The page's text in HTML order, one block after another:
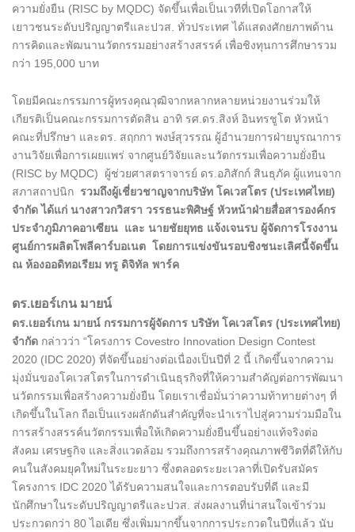
ความยั่งยืน (RISC by MQDC) จัดขึ้นเพื่อเป็นเวทีที่เปิดโอกาสให้
เยาวชนระดับปริญญาตรีและปวส. ทั่วประเทศ ได้แสดงศักยภาพด้าน
การคิดและพัฒนานวัตกรรมอย่างสร้างสรรค์ เพื่อชิงทุนการศึกษารวม
กว่า 195,000 บาท
โดยมีคณะกรรมการผู้ทรงคุณวุฒิจากหลากหลายหน่วยงานร่วมให้
เกียรติเป็นคณะกรรมการตัดสิน อาทิ รศ.ดร.สิงห์ อินทรชูโต หัวหน้า
คณะที่ปรึกษา และดร. สฤกกา พงษ์สุวรรณ ผู้อำนวยการฝ่ายบูรณาการ
งานวิจัยเพื่อการเผยแพร่ จากศูนย์วิจัยและนวัตกรรมเพื่อความยั่งยืน
(RISC by MQDC) ผู้ช่วยศาสตราจารย์ ดร.อภิสักก์ สินธุภัค ผู้แทนจาก
สภาสถาปนิก รวมถึงผู้เชี่ยวชาญจากบริษัท โคเวสโตร (ประเทศไทย)
จำกัด ได้แก่ นางสาวกวิสรา วรรธนะพิศิษฐ์ หัวหน้าฝ่ายสื่อสารองค์กร
ประจำภูมิภาคอาเซียน และ นายชัยยุทธ แจ้งเจนรบ ผู้จัดการโรงงาน
ศูนย์การผลิตโพลีคาร์บอเนต โดยการแข่งขันรอบชิงชนะเลิศนี้จัดขึ้น
ณ ห้องออดิทอเรียม ทรู ดิจิทัล พาร์ค
ดร.เยอร์เกน มายน์
ดร.เยอร์เกน มายน์ กรรมการผู้จัดการ บริษัท โคเวสโตร (ประเทศไทย)
จำกัด กล่าวว่า “โครงการ Covestro Innovation Design Contest
2020 (IDC 2020) ที่จัดขึ้นอย่างต่อเนื่องเป็นปีที่ 2 นี้ เกิดขึ้นจากความ
มุ่งมั่นของโคเวสโตรในการดำเนินธุรกิจที่ให้ความสำคัญต่อการพัฒนา
นวัตกรรมเพื่อสร้างความยั่งยืน โดยเราเชื่อมั่นว่าความท้าทายต่างๆ ที่
เกิดขึ้นในโลก ถือเป็นแรงผลักดันสำคัญที่จะนำเราไปสู่ความร่วมมือใน
การสร้างสรรค์นวัตกรรมเพื่อให้เกิดความยั่งยืนขึ้นอย่างแท้จริงต่อ
สังคม เศรษฐกิจ และสิ่งแวดล้อม รวมถึงการสร้างคุณภาพชีวิตที่ดีให้กับ
คนในสังคมยุคใหม่ในระยะยาว ซึ่งตลอดระยะเวลาที่เปิดรับสมัคร
โครงการ IDC 2020 ได้รับความสนใจและการตอบรับที่ดี และมี
นักศึกษาในระดับปริญญาตรีและปวส. ส่งผลงานที่น่าสนใจเข้าร่วม
ประกวดกว่า 80 ไอเดีย ซึ่งเพิ่มมากขึ้นจากการประกวดในปีที่แล้ว นับ